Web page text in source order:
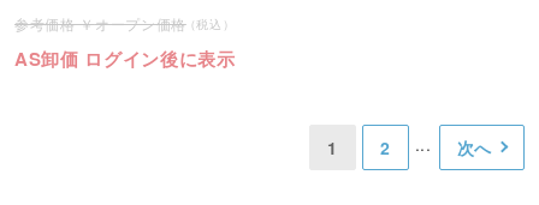
オープン価格
AS卸価 ログイン後に表示
1 2 次へ